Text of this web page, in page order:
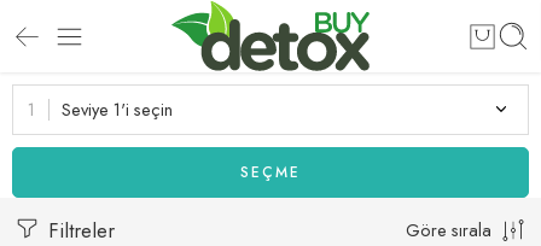
Seviye 1'i seçin
SEÇME
Filtreler Göre sırala